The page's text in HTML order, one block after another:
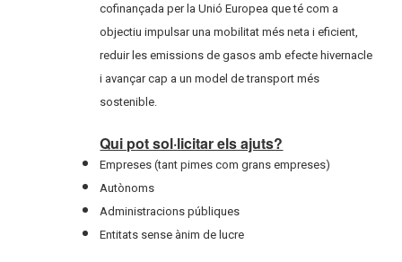
cofinançada per la Unió Europea que té com a
objectiu impulsar una mobilitat més neta i eficient,
reduir les emissions de gasos amb efecte hivernacle
i avançar cap a un model de transport més
sostenible.
Qui pot sol·licitar els ajuts?
Empreses (tant pimes com grans empreses)
Autònoms
Administracions públiques
Entitats sense ànim de lucre